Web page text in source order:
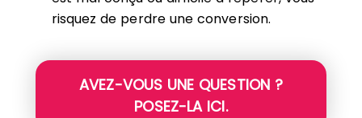
risquez de perdre une conversion.
AVEZ-VOUS UNE QUESTION ?
POSEZ-LA ICI.